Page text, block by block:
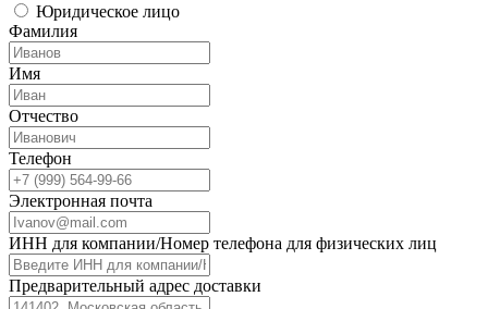
Юридическое лицо
Фамилия
Имя
Отчество
Телефон
Электронная почта
ИНН для компании/Номер телефона для физических лиц
Предварительный адрес доставки